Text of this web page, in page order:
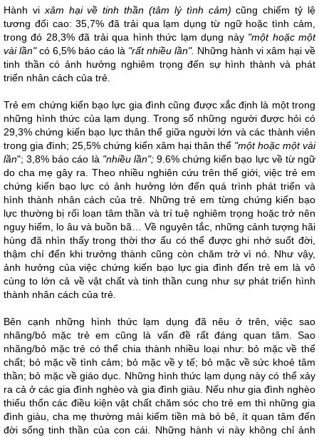
Hành vi xâm hại về tinh thần (tâm lý tình cảm) cũng chiếm tỷ lệ
tương đối cao: 35,7% đã trải qua lạm dụng từ ngữ hoặc tình cảm,
trong đó 28,3% đã trải qua hình thức lạm dụng này "một hoặc một
vài lần"có 6,5% báo cáo là "rất nhiều lần". Những hành vi xâm hại về
tinh thần có ảnh hưởng nghiêm trọng đến sự hình thành và phát
triển nhân cách của trẻ.
Trẻ em chứng kiến bạo lực gia đình cũng được xắc định là một trong
những hình thức của lạm dụng. Trong số những người được hỏi có
29,3% chứng kiến bạo lực thân thể giữa người lớn và các thành viên
trong gia đình; 25,5% chứng kiến xâm hại thân thể "một hoặc một vài
lần"; 3,8% báo cáo là "nhiều lần";9.6% chứng kiến bạo lực về từ ngữ
do cha mẹ gây ra. Theo nhiều nghiên cứu trên thế giới, việc trẻ em
chứng kiến bạo lực có ảnh hưởng lớn đến quá trình phát triển và
hình thành nhân cách của trẻ. Những trẻ em từng chứng kiến bạo
lực thường bị rối loạn tâm thần và trí tuệ nghiêm trọng hoặc trở nên
nguy hiểm, lo âu và buồn bã… Về nguyên tắc, những cảnh tượng hãi
hùng đã nhìn thấy trong thời thơ ấu có thể được ghi nhớ suốt đời,
thậm chí đến khi trưởng thành cũng còn chăm trở vì nó. Như vậy,
ảnh hưởng của việc chứng kiến bạo lực gia đình đến trẻ em là vô
cùng to lớn cả về vật chất và tinh thần cung như sự phát triển hình
thành nhân cách của trẻ.
Bên cạnh những hình thức lạm dụng đã nêu ở trên, việc sao
nhãng/bỏ mặc trẻ em cũng là vấn đề rất đáng quan tâm. Sao
nhãng/bỏ mặc trẻ có thể chia thành nhiều loại như: bỏ mặc về thể
chất; bỏ mặc về tình cảm; bỏ mặc về y tế; bỏ mặc về sức khoẻ tâm
thần; bỏ mặc về giáo dục. Những hình thức lạm dụng này có thể xảy
ra cả ở các gia đình nghèo và gia đình giàu. Nếu như gia đình nghèo
thiếu thốn các điều kiện vật chất chăm sóc cho trẻ em thì những gia
đình giàu, cha mẹ thường mải kiếm tiền mà bỏ bê, ít quan tâm đến
đời sống tinh thần của con cái. Những hành vi này không chỉ ảnh